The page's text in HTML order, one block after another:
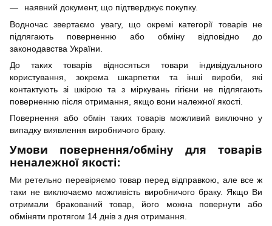
наявний документ, що підтверджує покупку.
Водночас звертаємо увагу, що окремі категорії товарів не
підлягають поверненню або обміну відповідно до
законодавства України.
До таких товарів відносяться товари індивідуального
користування, зокрема шкарпетки та інші вироби, які
контактують зі шкірою та з міркувань гігієни не підлягають
поверненню після отримання, якщо вони належної якості.
Повернення або обмін таких товарів можливий виключно у
випадку виявлення виробничого браку.
Умови повернення/обміну для товарів
неналежної якості:
Ми ретельно перевіряємо товар перед відправкою, але все ж
таки не виключаємо можливість виробничого браку. Якщо Ви
отримали бракований товар, його можна повернути або
обміняти протягом 14 днів з дня отримання.